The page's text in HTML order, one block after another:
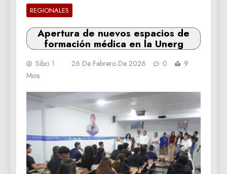
REGIONALES
Apertura de nuevos espacios de
formación médica en la Unerg
Sibci 1 26 De Febrero De 2026 0
9
Mins